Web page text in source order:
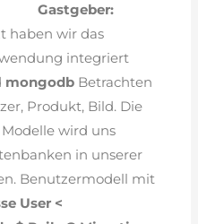
Gastgeber:
haben wir das
integriert
mongodb Betrachten
Produkt, Bild. Die
wird uns
in unserer
Benutzermodell mit
User <